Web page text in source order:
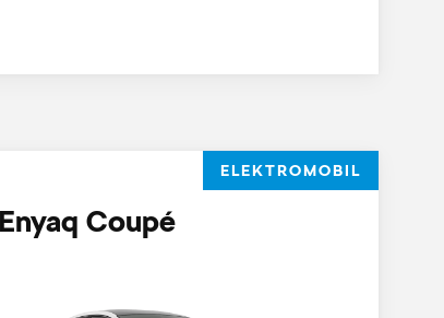
ELEKTROMOBIL
Enyaq Coupé